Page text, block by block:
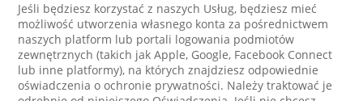
Jeśli będziesz korzystać z naszych Usług, będziesz mieć
możliwość utworzenia własnego konta za pośrednictwem
naszych platform lub portali logowania podmiotów
zewnętrznych (takich jak Apple, Google, Facebook Connect
lub inne platformy), na których znajdziesz odpowiednie
oświadczenia o ochronie prywatności. Należy traktować je